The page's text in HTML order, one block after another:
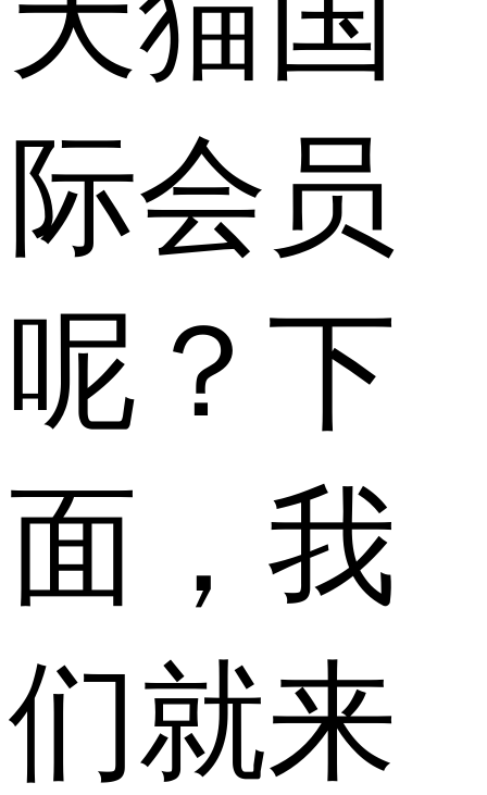
际会员
呢？下
面，我
们就来